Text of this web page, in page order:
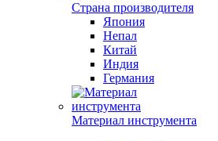
Страна производителя
Япония
Непал
Китай
Индия
Германия
Материал инструмента